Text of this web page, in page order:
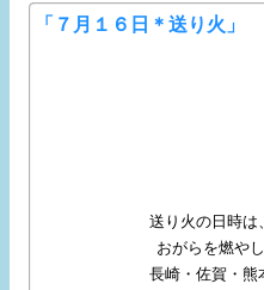
「７月１６日＊送り火」
送り火の日時は
おがらを燃や
長崎・佐賀・熊